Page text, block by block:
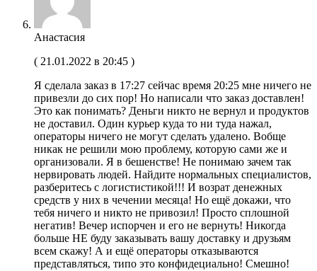
Анастасия
( 21.01.2022 в 20:45 )
Я сделала заказ в 17:27 сейчас время 20:25 мне ничего не
привезли до сих пор! Но написали что заказ доставлен!
Это как понимать? Деньги никто не вернул и продуктов
не доставил. Один курьер куда то ни туда нажал,
операторы ничего не могут сделать удалено. Вобще
никак не решили мою проблему, которую сами же и
организовали. Я в бешенстве! Не понимаю зачем так
нервировать людей. Найдите нормальных специалистов,
разберитесь с логистистикой!!! И возрат денежных
средств у них в чечении месяца! Но ещё докажи, что
тебя ничего и никто не привозил! Просто сплошной
негатив! Вечер испорчен и его не вернуть! Никогда
больше НЕ буду заказывать вашу доставку и друзьям
всем скажу! А и ещё операторы отказываются
представляться, типо это конфидециально! Смешно!